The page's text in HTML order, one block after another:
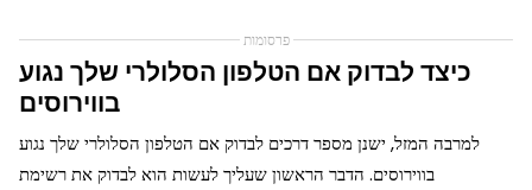
פרסומות
כיצד לבדוק אם הטלפון הסלולרי שלך נגוע
בווירוסים
למרבה המזל, ישנן מספר דרכים לבדוק אם הטלפון הסלולרי שלך נגוע
בווירוסים. הדבר הראשון שעליך לעשות הוא לבדוק את רשימת